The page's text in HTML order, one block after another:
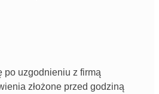
po uzgodnieniu z firmą
złożone przed godziną